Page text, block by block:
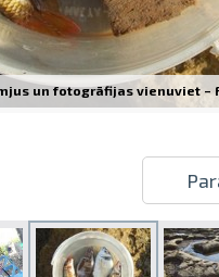
un fotogrāfijas vienuviet –